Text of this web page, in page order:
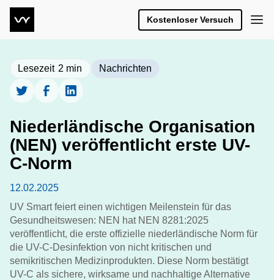
Kostenloser Versuch
Lesezeit 2 min Nachrichten
Niederländische Organisation
(NEN) veröffentlicht erste UV-
C-Norm
12.02.2025
UV Smart feiert einen wichtigen Meilenstein für das
Gesundheitswesen: NEN hat NEN 8281:2025
veröffentlicht, die erste offizielle niederländische Norm für
die UV-C-Desinfektion von nicht kritischen und
semikritischen Medizinprodukten. Diese Norm bestätigt
UV-C als sichere, wirksame und nachhaltige Alternative